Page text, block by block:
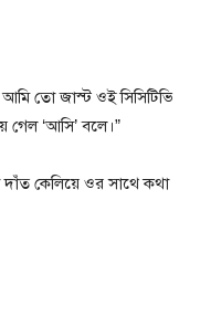
তো জাস্ট ওই সিসিটিভি
‘আসি’ বলে।”
কেলিয়ে ওর সাথে কথা